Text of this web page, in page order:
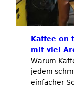
Kaffee on
mit viel
Warum
jedem
einfacher